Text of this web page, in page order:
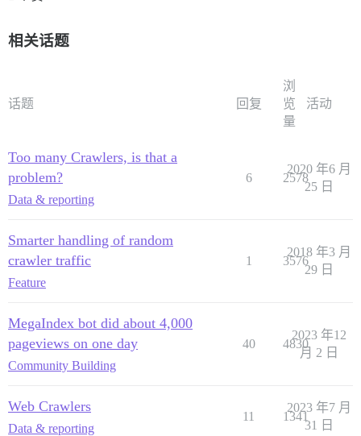
相关话题
话题 回复
浏
览
量
活动
Too many Crawlers, is that a
problem?
Data & reporting
6 2578
2020 年6 月
25 日
Smarter handling of random
crawler traffic
Feature
1 3576
2018 年3 月
29 日
MegaIndex bot did about 4,000
pageviews on one day
Community Building
40 4830
2023 年12
月 2 日
Web Crawlers
Data & reporting
11 1341
2023 年7 月
31 日